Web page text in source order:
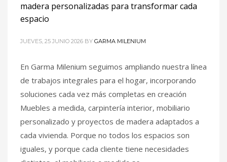
madera personalizadas para transformar cada
espacio
JUEVES, 25 JUNIO 2026 BY GARMA MILENIUM
En Garma Milenium seguimos ampliando nuestra línea
de trabajos integrales para el hogar, incorporando
soluciones cada vez más completas en creación
Muebles a medida, carpintería interior, mobiliario
personalizado y proyectos de madera adaptados a
cada vivienda. Porque no todos los espacios son
iguales, y porque cada cliente tiene necesidades